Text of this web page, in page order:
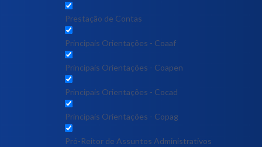
Prestação de Contas
Principais Orientações - Coaaf
Principais Orientações - Coapen
Principais Orientações - Cocad
Principais Orientações - Copag
Pró-Reitor de Assuntos Administrativos